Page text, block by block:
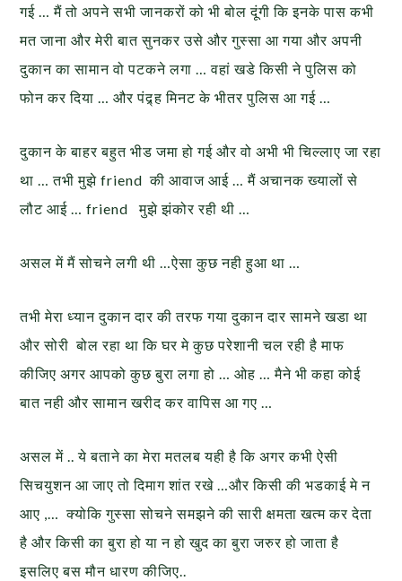
गई … मैं तो अपने सभी जानकरों को भी बोल दूंगी कि इनके पास कभी
मत जाना और मेरी बात सुनकर उसे और गुस्सा आ गया और अपनी
दुकान का सामान वो पटकने लगा … वहां खडे किसी ने पुलिस को
फोन कर दिया … और पंद्र्ह मिनट के भीतर पुलिस आ गई …
दुकान के बाहर बहुत भीड जमा हो गई और वो अभी भी चिल्लाए जा रहा
था … तभी मुझे friend की आवाज आई … मैं अचानक ख्यालों से
लौट आई … friend मुझे झंकोर रही थी …
असल में मैं सोचने लगी थी …ऐसा कुछ नही हुआ था …
तभी मेरा ध्यान दुकान दार की तरफ गया दुकान दार सामने खडा था
और सोरी बोल रहा था कि घर मे कुछ परेशानी चल रही है माफ
कीजिए अगर आपको कुछ बुरा लगा हो … ओह … मैने भी कहा कोई
बात नही और सामान खरीद कर वापिस आ गए …
असल में .. ये बताने का मेरा मतलब यही है कि अगर कभी ऐसी
सिचयुशन आ जाए तो दिमाग शांत रखे …और किसी की भडकाई मे न
आए ,… क्योकि गुस्सा सोचने समझने की सारी क्षमता खत्म कर देता
है और किसी का बुरा हो या न हो खुद का बुरा जरुर हो जाता है
इसलिए बस मौन धारण कीजिए..